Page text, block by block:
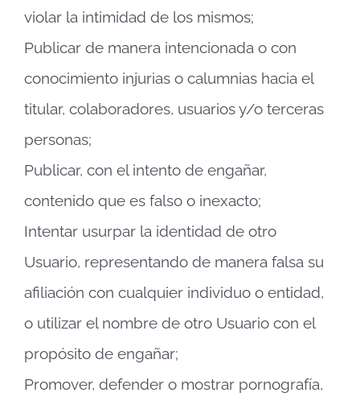
violar la intimidad de los mismos;
Publicar de manera intencionada o con
conocimiento injurias o calumnias hacia el
titular, colaboradores, usuarios y/o terceras
personas;
Publicar, con el intento de engañar,
contenido que es falso o inexacto;
Intentar usurpar la identidad de otro
Usuario, representando de manera falsa su
afiliación con cualquier individuo o entidad,
o utilizar el nombre de otro Usuario con el
propósito de engañar;
Promover, defender o mostrar pornografía,